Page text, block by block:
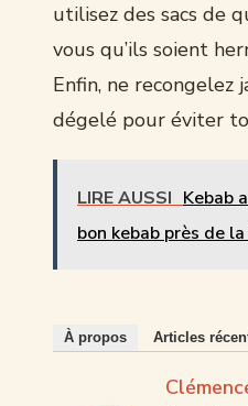
utilisez des sacs de
vous qu’ils soient
Enfin, ne recongelez
dégelé pour éviter
LIRE AUSSI Kebab
bon kebab près de
À propos Articles